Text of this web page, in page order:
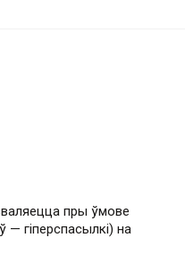
пры ўмове
— гiперспасылкi) на